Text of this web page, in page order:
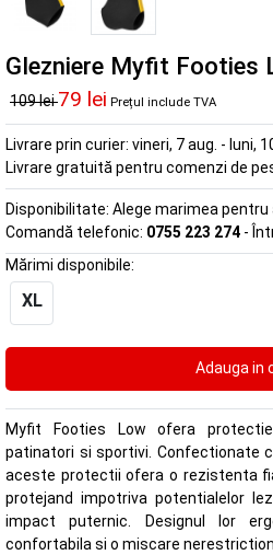
Glezniere Myfit Footies
109 lei79 lei Prețul include TVA
Livrare prin curier: vineri, 7 aug. - luni,
Livrare gratuită pentru comenzi de
Disponibilitate: Alege marimea pentru
Comandă telefonic: 0755 223 274 -
Mărimi disponibile:
XL
Myfit Footies Low ofera
patinatori si sportivi. Confectionate
aceste protectii ofera o rezistenta
protejand impotriva potentialelor
impact puternic. Designul lor
confortabila si o miscare